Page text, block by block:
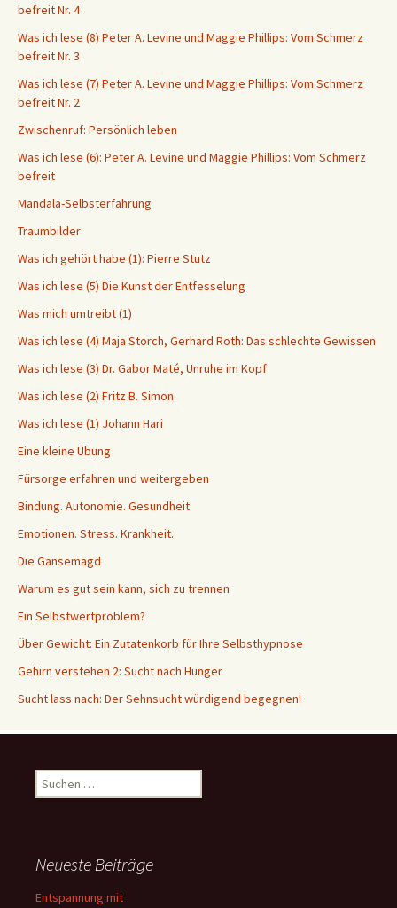
befreit Nr. 4
Was ich lese (8) Peter A. Levine und Maggie Phillips: Vom Schmerz
befreit Nr. 3
Was ich lese (7) Peter A. Levine und Maggie Phillips: Vom Schmerz
befreit Nr. 2
Zwischenruf: Persönlich leben
Was ich lese (6): Peter A. Levine und Maggie Phillips: Vom Schmerz
befreit
Mandala-Selbsterfahrung
Traumbilder
Was ich gehört habe (1): Pierre Stutz
Was ich lese (5) Die Kunst der Entfesselung
Was mich umtreibt (1)
Was ich lese (4) Maja Storch, Gerhard Roth: Das schlechte Gewissen
Was ich lese (3) Dr. Gabor Maté, Unruhe im Kopf
Was ich lese (2) Fritz B. Simon
Was ich lese (1) Johann Hari
Eine kleine Übung
Fürsorge erfahren und weitergeben
Bindung. Autonomie. Gesundheit
Emotionen. Stress. Krankheit.
Die Gänsemagd
Warum es gut sein kann, sich zu trennen
Ein Selbstwertproblem?
Über Gewicht: Ein Zutatenkorb für Ihre Selbsthypnose
Gehirn verstehen 2: Sucht nach Hunger
Sucht lass nach: Der Sehnsucht würdigend begegnen!
Suche
nach:
Neueste Beiträge
Entspannung mit